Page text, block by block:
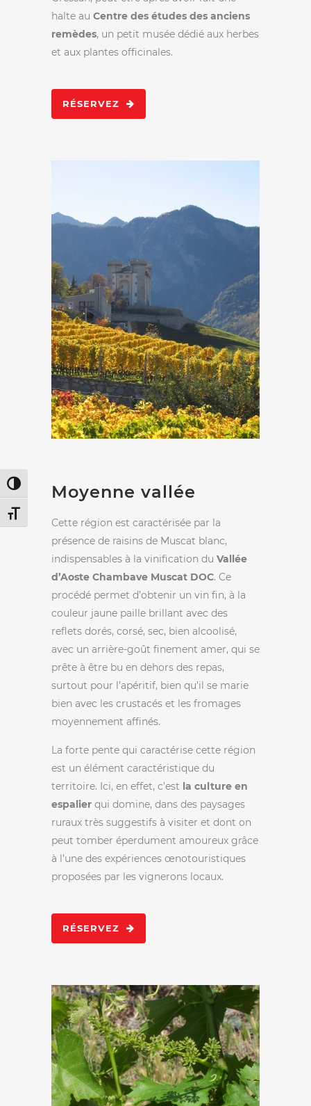
Passer en contraste élevé
Changer la taille de la police
halte au Centre des études des anciens
remèdes, un petit musée dédié aux herbes
et aux plantes officinales.
RÉSERVEZ
Moyenne vallée
Cette région est caractérisée par la
présence de raisins de Muscat blanc,
indispensables à la vinification du Vallée
d’Aoste Chambave Muscat DOC. Ce
procédé permet d’obtenir un vin fin, à la
couleur jaune paille brillant avec des
reflets dorés, corsé, sec, bien alcoolisé,
avec un arrière-goût finement amer, qui se
prête à être bu en dehors des repas,
surtout pour l’apéritif, bien qu’il se marie
bien avec les crustacés et les fromages
moyennement affinés.
La forte pente qui caractérise cette région
est un élément caractéristique du
territoire. Ici, en effet, c’est la culture en
espalier qui domine, dans des paysages
ruraux très suggestifs à visiter et dont on
peut tomber éperdument amoureux grâce
à l’une des expériences œnotouristiques
proposées par les vignerons locaux.
RÉSERVEZ